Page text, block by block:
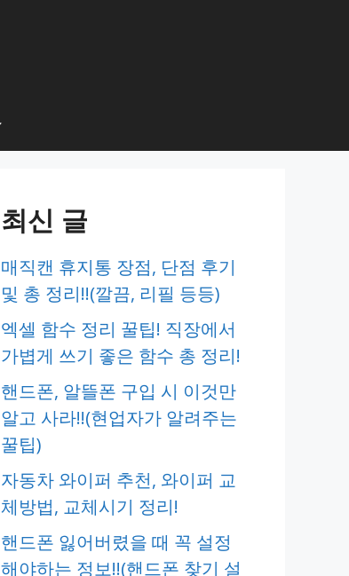
최신 글
매직캔 휴지통 장점, 단점 후기
및 총 정리!!(깔끔, 리필 등등)
엑셀 함수 정리 꿀팁! 직장에서
가볍게 쓰기 좋은 함수 총 정리!
핸드폰, 알뜰폰 구입 시 이것만
알고 사라!!(현업자가 알려주는
꿀팁)
자동차 와이퍼 추천, 와이퍼 교
체방법, 교체시기 정리!
핸드폰 잃어버렸을 때 꼭 설정
해야하는 정보!!(핸드폰 찾기 설